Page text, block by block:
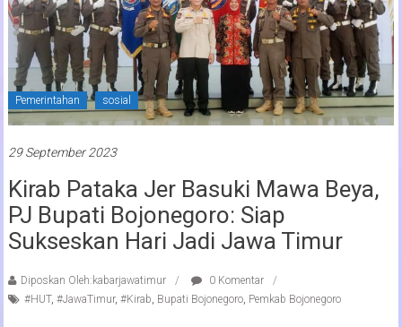
Pemerintahan sosial
29 September 2023
Kirab Pataka Jer Basuki Mawa Beya,
PJ Bupati Bojonegoro: Siap
Sukseskan Hari Jadi Jawa Timur
Diposkan Oleh:kabarjawatimur
0 Komentar
#HUT, #JawaTimur, #Kirab, Bupati Bojonegoro, Pemkab Bojonegoro